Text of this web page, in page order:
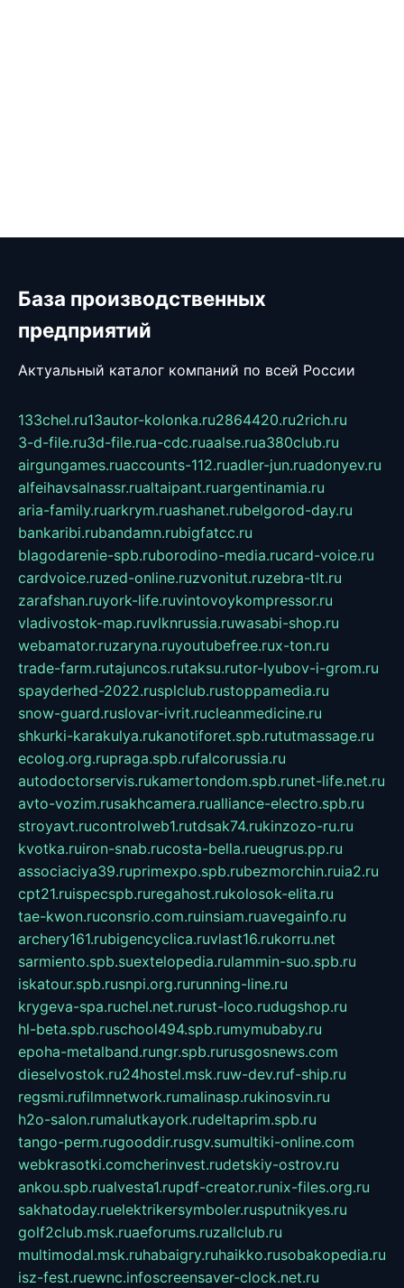
База производственных
предприятий
Актуальный каталог компаний по всей России
133chel.ru13autor-kolonka.ru2864420.ru2rich.ru
3-d-file.ru3d-file.rua-cdc.ruaalse.rua380club.ru
airgungames.ruaccounts-112.ruadler-jun.ruadonyev.ru
alfeihavsalnassr.rualtaipant.ruargentinamia.ru
aria-family.ruarkrym.ruashanet.rubelgorod-day.ru
bankaribi.rubandamn.rubigfatcc.ru
blagodarenie-spb.ruborodino-media.rucard-voice.ru
cardvoice.ruzed-online.ruzvonitut.ruzebra-tlt.ru
zarafshan.ruyork-life.ruvintovoykompressor.ru
vladivostok-map.ruvlknrussia.ruwasabi-shop.ru
webamator.ruzaryna.ruyoutubefree.rux-ton.ru
trade-farm.rutajuncos.rutaksu.rutor-lyubov-i-grom.ru
spayderhed-2022.rusplclub.rustoppamedia.ru
snow-guard.ruslovar-ivrit.rucleanmedicine.ru
shkurki-karakulya.rukanotiforet.spb.rututmassage.ru
ecolog.org.rupraga.spb.rufalcorussia.ru
autodoctorservis.rukamertondom.spb.runet-life.net.ru
avto-vozim.rusakhcamera.rualliance-electro.spb.ru
stroyavt.rucontrolweb1.rutdsak74.rukinzozo-ru.ru
kvotka.ruiron-snab.rucosta-bella.rueugrus.pp.ru
associaciya39.ruprimexpo.spb.rubezmorchin.ruia2.ru
cpt21.ruispecspb.ruregahost.rukolosok-elita.ru
tae-kwon.ruconsrio.com.ruinsiam.ruavegainfo.ru
archery161.rubigencyclica.ruvlast16.rukorru.net
sarmiento.spb.suextelopedia.rulammin-suo.spb.ru
iskatour.spb.rusnpi.org.rurunning-line.ru
krygeva-spa.ruchel.net.rurust-loco.rudugshop.ru
hl-beta.spb.ruschool494.spb.rumymubaby.ru
epoha-metalband.rungr.spb.rurusgosnews.com
dieselvostok.ru24hostel.msk.ruw-dev.ruf-ship.ru
regsmi.rufilmnetwork.rumalinasp.rukinosvin.ru
h2o-salon.rumalutkayork.rudeltaprim.spb.ru
tango-perm.rugooddir.rusgv.sumultiki-online.com
webkrasotki.comcherinvest.rudetskiy-ostrov.ru
ankou.spb.rualvesta1.rupdf-creator.runix-files.org.ru
sakhatoday.ruelektrikersymboler.rusputnikyes.ru
golf2club.msk.ruaeforums.ruzallclub.ru
multimodal.msk.ruhabaigry.ruhaikko.rusobakopedia.ru
isz-fest.ruewnc.infoscreensaver-clock.net.ru